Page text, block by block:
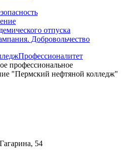
отпуска
Добровольчество
Профессионалитет
профессиональное
"Пермский нефтяной колледж"
54